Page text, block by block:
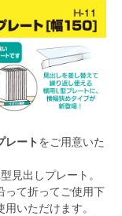
レート をご用意いた
見出しプレート。
って折ってご使用下
いただけます。